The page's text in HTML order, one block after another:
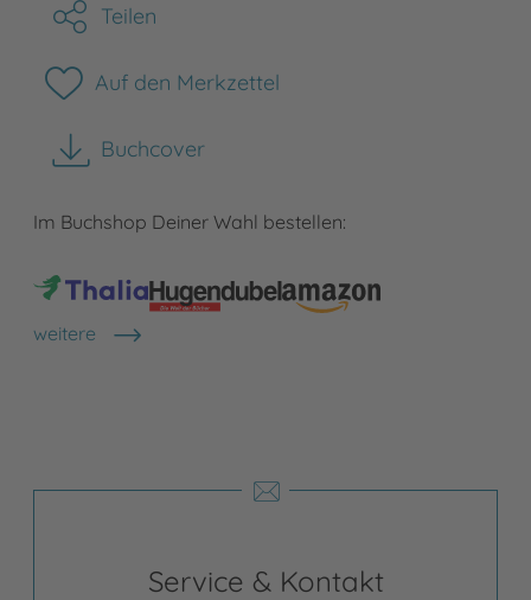
Teilen
Auf den Merkzettel
Buchcover
herunterladen
Im Buchshop Deiner Wahl bestellen:
weitere
Shops anzeigen
Service & Kontakt